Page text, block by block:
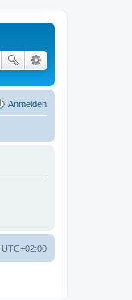
Anmelden
UTC+02:00